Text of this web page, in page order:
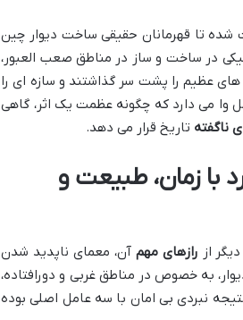
شده تا قهرمانان حقیقی ساخت دیوار چین
در ساخت و ساز در مناطق صعب العبور،
های عظیم را پشت سر گذاشتند و سازه ای را
وا می دارد که چگونه عظمت یک اثر، گاهی
ناگفته تاریخ قرار می دهد.
با زمان، طبیعت و
از رازهای مهم آن، معمای ناپدید شدن
به خصوص در مناطق غربی و دورافتاده،
نبردی بی امان با سه عامل اصلی بوده